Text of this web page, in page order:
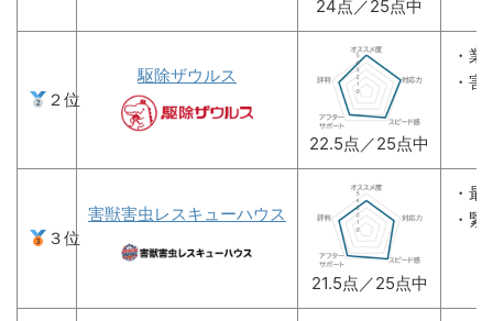
24点／25点中
２位
駆除ザウルス
22.5点／25点中
・
・
３位
害獣害虫レスキューハウス
21.5点／25点中
・
・